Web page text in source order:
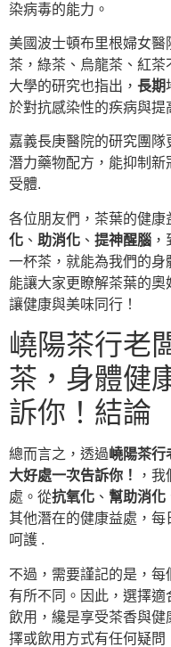
染病毒的能力。
美國波士頓布里根婦女
茶，綠茶、烏龍茶、紅
大學的研究也指出， 長期
於對抗感染性的疾病與提
嘉義長庚醫院的研究團
潛力藥物配方，能抑制
受體.
各位朋友們，茶葉的健
化 、 助消化 、 提神醒腦
一杯茶，就能為我們的
能讓大家更瞭解茶葉的奧
讓健康與美味同行！
嶢陽茶行老
茶，身體健
訴你！結論
總而言之，透過嶢陽茶行
大好處一次告訴你！
，
處。從抗氧化 、 幫助消化
其他潛在的健康益處，
呵護 .
不過，需要謹記的是，
有所不同。因此，選擇
飲用，纔是享受茶香與
擇或飲用方式有任何疑問